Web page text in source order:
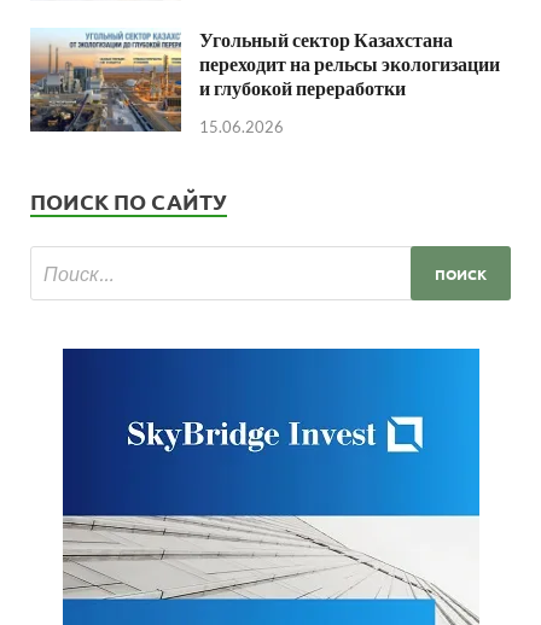
Угольный сектор Казахстана
переходит на рельсы экологизации
и глубокой переработки
15.06.2026
ПОИСК ПО САЙТУ